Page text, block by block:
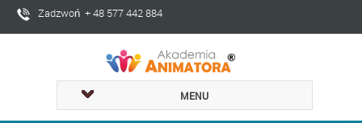
Zadzwoń + 48 577 442 884
MENU